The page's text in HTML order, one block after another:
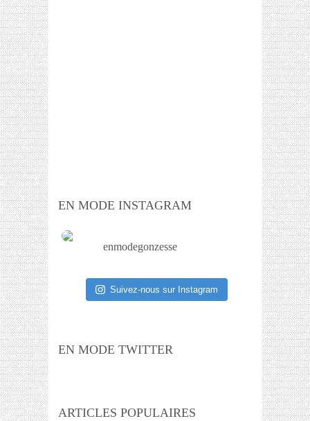
EN MODE INSTAGRAM
enmodegonzesse
Suivez-nous sur Instagram
EN MODE TWITTER
ARTICLES POPULAIRES